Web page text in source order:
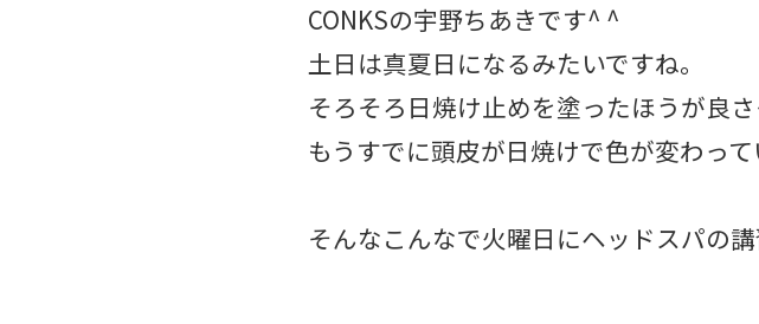
CONKSの宇野ちあきです^ ^
土日は真夏日になるみたいですね。
そろそろ日焼け止めを塗ったほうが良
もうすでに頭皮が日焼けで色が変わっ
そんなこんなで火曜日にヘッドスパの